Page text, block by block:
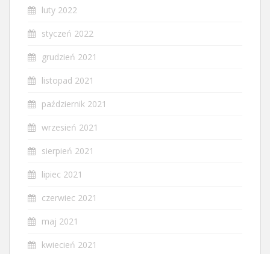
luty 2022
styczeń 2022
grudzień 2021
listopad 2021
październik 2021
wrzesień 2021
sierpień 2021
lipiec 2021
czerwiec 2021
maj 2021
kwiecień 2021